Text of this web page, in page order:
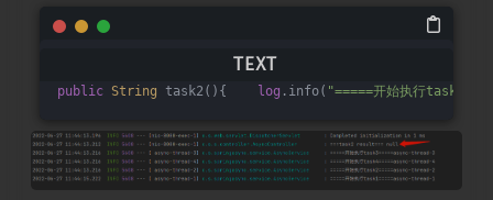
public String task2(){ log .info( "=====开始执行